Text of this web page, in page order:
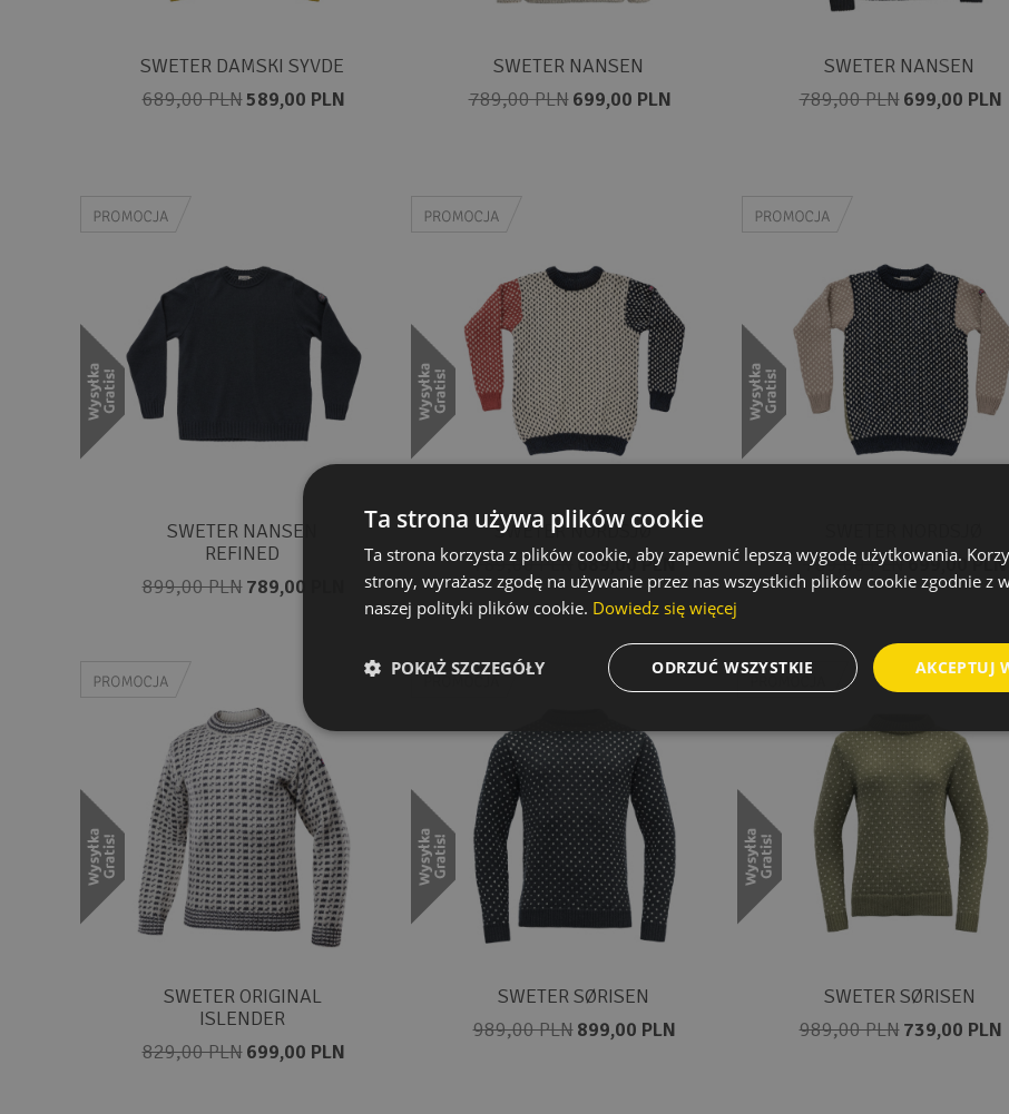
SWETER DAMSKI SYVDE
689,00 PLN589,00 PLN
SWETER NANSEN
789,00 PLN 699,00 PLN
SWETER NANSEN
789,00 PLN 699,00 PLN
SWETER NANSEN
REFINED
899,00 PLN 789,00 PLN
SWETER NORDSJØ
789,00 PLN 689,00 PLN
789,00 PLN699,00 PLN
SWETER ORIGINAL
ISLENDER
829,00 PLN 699,00 PLN
SWETER SØRISEN
989,00 PLN 899,00 PLN
SWETER SØRISEN
989,00 PLN 739,00 PLN
Ta strona używa plików cookie
Ta strona korzysta z plików cookie, aby zapewnić lepszą wygodę użytkowania.
strony, wyrażasz zgodę na używanie przez nas wszystkich plików cookie zgodnie z
naszej polityki plików cookie. Dowiedz się więcej
AKCEPTUJ
ODRZUĆ WSZYSTKIE
POKAŻ SZCZEGÓŁY